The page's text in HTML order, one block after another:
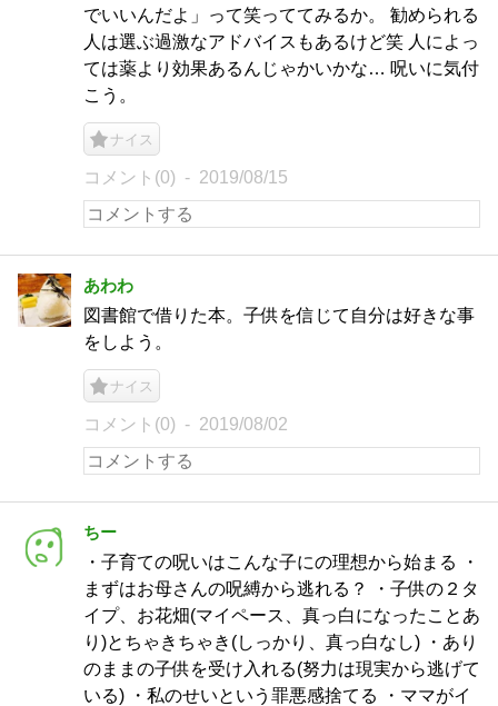
でいいんだよ」って笑っててみるか。 勧められる
人は選ぶ過激なアドバイスもあるけど笑 人によっ
ては薬より効果あるんじゃかいかな… 呪いに気付
こう。
ナイス
コメント(0) 2019/08/15
あわわ
図書館で借りた本。子供を信じて自分は好きな事
をしよう。
ナイス
コメント(0) 2019/08/02
ちー
・子育ての呪いはこんな子にの理想から始まる ・
まずはお母さんの呪縛から逃れる？ ・子供の２タ
イプ、お花畑(マイペース、真っ白になったことあ
り)とちゃきちゃき(しっかり、真っ白なし) ・あり
のままの子供を受け入れる(努力は現実から逃げて
いる) ・私のせいという罪悪感捨てる ・ママがイ